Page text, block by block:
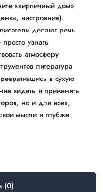
«кирпичный дом»
настроение).
делают речь
узнать
атмосферу
литература
в сухую
видеть и применять
но и для всех,
мысли и глубже
(0)